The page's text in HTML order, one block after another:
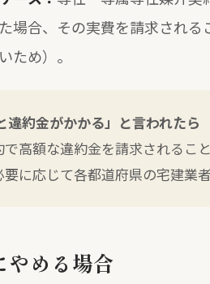
場合、その実費を請求される
ため）。
違約金がかかる」と言われたら
高額な違約金を請求されるこ
に応じて各都道府県の宅建業
やめる場合